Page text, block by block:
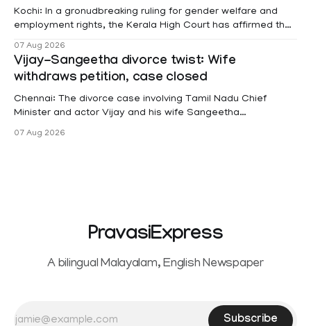
Kochi: In a gronudbreaking ruling for gender welfare and
employment rights, the Kerala High Court has affirmed that
female contractual staff employed in government-funded
projects are eligible for paid medical leave following
hysterectomy surgery under the Kerala Service Rules
(KSR). The court noted that since essential benefits like
maternity
07 Aug 2026
Vijay-Sangeetha divorce twist: Wife
withdraws petition, case closed
Chennai: The divorce case involving Tamil Nadu Chief
Minister and actor Vijay and his wife Sangeetha
Sowrnalingam has taken a new turn after Sangeetha
Sowrnalingam has taken a new turn after Sangeetha
07 Aug 2026
PravasiExpress
A bilingual Malayalam, English Newspaper
Subscribe